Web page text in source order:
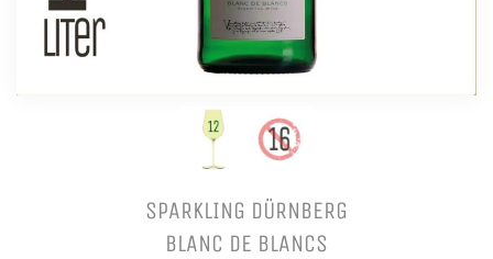
SPARKLING DÜRNBERG
BLANC DE BLANCS